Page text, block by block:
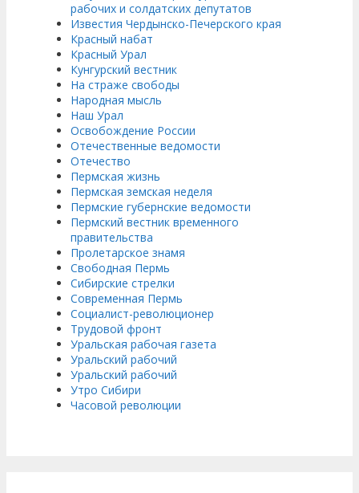
рабочих и солдатских депутатов
Известия Чердынско-Печерского края
Красный набат
Красный Урал
Кунгурский вестник
На страже свободы
Народная мысль
Наш Урал
Освобождение России
Отечественные ведомости
Отечество
Пермская жизнь
Пермская земская неделя
Пермские губернские ведомости
Пермский вестник временного
правительства
Пролетарское знамя
Свободная Пермь
Сибирские стрелки
Современная Пермь
Социалист-революционер
Трудовой фронт
Уральская рабочая газета
Уральский рабочий
Уральский рабочий
Утро Сибири
Часовой революции